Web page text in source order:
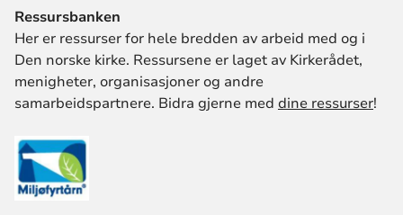
Ressursbanken
Her er ressurser for hele bredden av arbeid med og i
Den norske kirke. Ressursene er laget av Kirkerådet,
menigheter, organisasjoner og andre
samarbeidspartnere. Bidra gjerne med dine ressurser!